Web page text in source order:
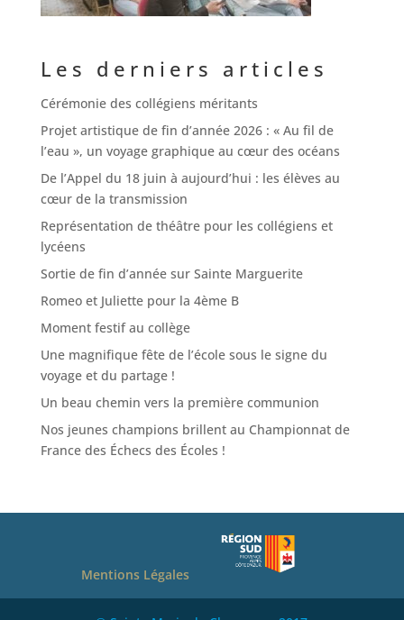
Les derniers articles
Cérémonie des collégiens méritants
Projet artistique de fin d’année 2026 : « Au fil de
l’eau », un voyage graphique au cœur des océans
De l’Appel du 18 juin à aujourd’hui : les élèves au
cœur de la transmission
Représentation de théâtre pour les collégiens et
lycéens
Sortie de fin d’année sur Sainte Marguerite
Romeo et Juliette pour la 4ème B
Moment festif au collège
Une magnifique fête de l’école sous le signe du
voyage et du partage !
Un beau chemin vers la première communion
Nos jeunes champions brillent au Championnat de
France des Échecs des Écoles !
Mentions Légales